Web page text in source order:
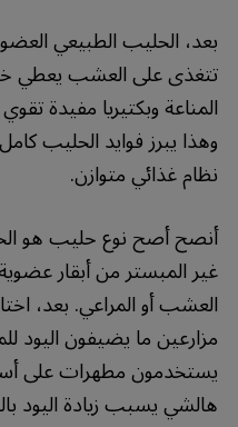
بعد، الحليب الطبيعي
تتغذى على العشب
المناعة وبكتيريا مفيدة
وهذا يبرز فوايد الحليب
نظام غذائي متوازن.
أنصح أصح نوع حليب هو
غير المبستر من أبقار
العشب أو المراعي. بعد،
مزارعين ما يضيفون اليود
يستخدمون مطهرات على
هالشي يسبب زيادة اليود